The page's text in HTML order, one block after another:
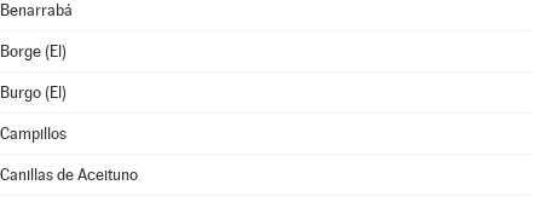
Benarrabá
Borge (El)
Burgo (El)
Campillos
Canillas de Aceituno